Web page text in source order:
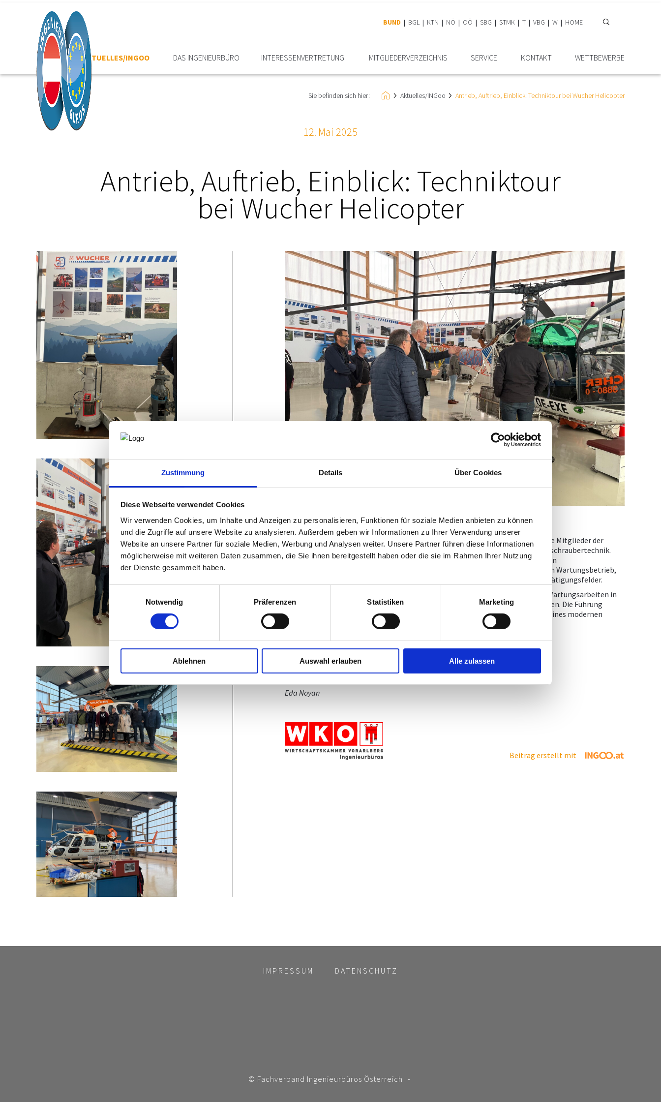
Zustimmung Details Über Cookies
Diese Webseite verwendet Cookies
Wir verwenden Cookies, um Inhalte und Anzeigen zu personalisieren, Funktionen für soziale Medien anbieten zu können
und die Zugriffe auf unsere Website zu analysieren. Außerdem geben wir Informationen zu Ihrer Verwendung unserer
Website an unsere Partner für soziale Medien, Werbung und Analysen weiter. Unsere Partner führen diese Informationen
möglicherweise mit weiteren Daten zusammen, die Sie ihnen bereitgestellt haben oder die sie im Rahmen Ihrer Nutzung
der Dienste gesammelt haben.
Notwendig
Präferenzen Statistiken Marketing
Ablehnen Auswahl erlauben Alle zulassen
BUND BGL KTN NÖ OÖ SBG STMK T VBG W HOME
HOME AKTUELLES/INGOO DAS INGENIEURBÜRO INTERESSEN­VERTRETUNG MITGLIEDER­VERZEICHNIS SERVICE KONTAKT WETTBEWERBE
Sie befinden sich hier: Aktuelles/INGoo Antrieb, Auftrieb, Einblick: Techniktour bei Wucher Helicopter
12. Mai 2025
Antrieb, Auftrieb, Einblick: Techniktour
bei Wucher Helicopter
Im Rahmen einer exklusiven Backstage-Tour bei Wucher Helicopter erhielten die Mitglieder der
Fachgruppe Ingenieurbüros Vorarlberg spannende Einblicke in die Welt der Hubschraubertechnik.
Holding-Geschäftsführer Gerhard Huber führte persönlich durch den Hauptsitz in
Ludesch/Thüringerberg und bot unter anderem einen Blick in die Hangars, in den Wartungsbetrieb,
eine Vorstellung der verschiedenen Hubschraubertypen und der vielseitigen Betätigungsfelder.
Von der Flugrettung über Lasten- und Personenflüge bis hin zu spektakulären Wartungsarbeiten in
luftigen Höhen konnten sich die Ingenieure Informationen direkt vom Profi holen. Die Führung
gewährte faszinierende Eindrücke in die Technik, Organisation und Geschichte eines modernen
Luftfahrtunternehmens.
Eda Noyan
Beitrag erstellt mit
IMPRESSUM DATENSCHUTZ
© Fachverband Ingenieurbüros Österreich -